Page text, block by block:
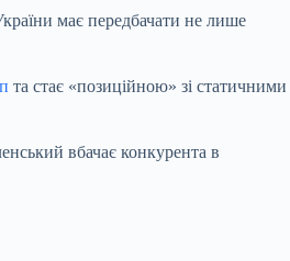
має передбачати не лише
та стає «позиційною» зі статичними
вбачає конкурента в